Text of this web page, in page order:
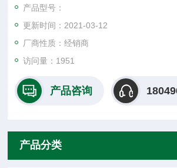
出现过一宗质量不过关不合格的事件
信担当才是现在B2B商业模式时代合
产品型号：
更新时间：2021-03-12
厂商性质：经销商
访问量：1951
产品咨询
产品分类